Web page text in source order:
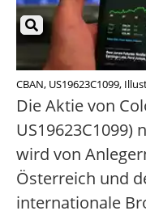
CBAN, US19623C1099,
Die Aktie von
US19623C1099)
wird von
Österreich und
internationale